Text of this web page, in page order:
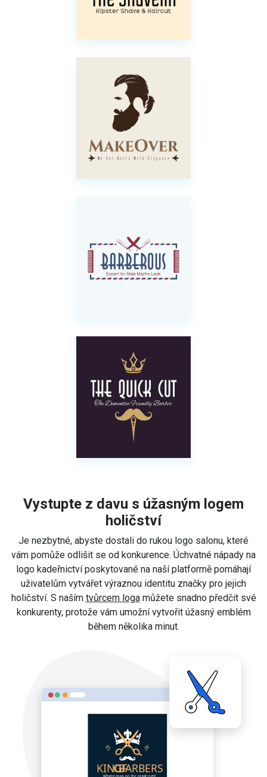
Vystupte z davu s úžasným logem
holičství
Je nezbytné, abyste dostali do rukou logo salonu, které
vám pomůže odlišit se od konkurence. Úchvatné nápady na
logo kadeřnictví poskytované na naší platformě pomáhají
uživatelům vytvářet výraznou identitu značky pro jejich
holičství. S naším tvůrcem logamůžete snadno předčit své
konkurenty, protože vám umožní vytvořit úžasný emblém
během několika minut.